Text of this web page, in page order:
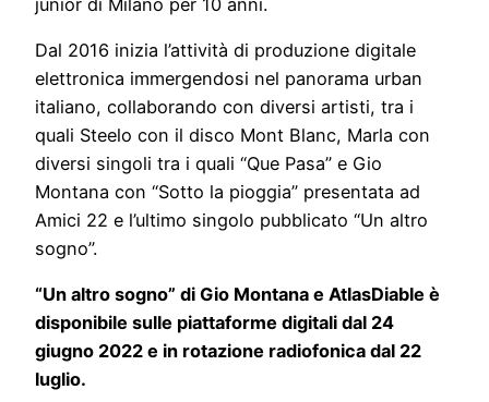
Dal 2016 inizia l’attività di produzione digitale
elettronica immergendosi nel panorama urban
italiano, collaborando con diversi artisti, tra i
quali Steelo con il disco Mont Blanc, Marla con
diversi singoli tra i quali “Que Pasa” e Gio
Montana con “Sotto la pioggia” presentata ad
Amici 22 e l’ultimo singolo pubblicato “Un altro
sogno”.
“Un altro sogno” di Gio Montana e AtlasDiable è
disponibile sulle piattaforme digitali dal 24
giugno 2022 e in rotazione radiofonica dal 22
luglio.